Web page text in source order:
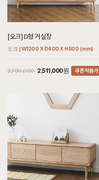
[오크] D형 거실장
오크 | W1200 X D400 X H600 (mm)
2,790,000 2,511,000원 쿠폰적용가